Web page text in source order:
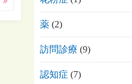
薬 (2)
訪問診療 (9)
認知症 (7)